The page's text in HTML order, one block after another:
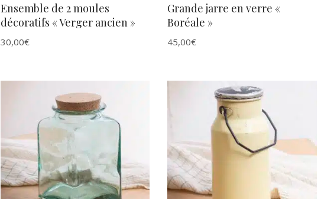
Ensemble de 2 moules
décoratifs « Verger ancien »
30,00€
Grande jarre en verre «
Boréale »
45,00€
AJOUTER AU PANIER AJOUTER AU PANIER